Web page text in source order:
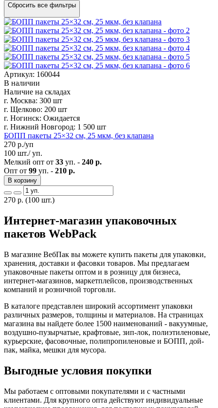
Сбросить все фильтры
Артикул: 160044
В наличии
Наличие на складах
г. Москва: 300 шт
г. Щелково: 200 шт
г. Ногинск: Ожидается
г. Нижний Новгород: 1 500 шт
БОПП пакеты 25×32 см, 25 мкм, без клапана
270 р./уп
100 шт./ уп.
Мелкий опт от 33 уп. - 240 р.
Опт от 99 уп. - 210 р.
В корзину
270 р. (100 шт.)
Интернет-магазин упаковочных
пакетов WebPack
В магазине ВебПак вы можете купить пакеты для упаковки,
хранения, доставки и фасовки товаров. Мы предлагаем
упаковочные пакеты оптом и в розницу для бизнеса,
интернет-магазинов, маркетплейсов, производственных
компаний и розничной торговли.
В каталоге представлен широкий ассортимент упаковки
различных размеров, толщины и материалов. На страницах
магазина вы найдете более 1500 наименований - вакуумные,
воздушно-пузырчатые, крафтовые, зип-лок, полиэтиленовые,
курьерские, фасовочные, полипропиленовые и БОПП, дой-
пак, майка, мешки для мусора.
Выгодные условия покупки
Мы работаем с оптовыми покупателями и с частными
клиентами. Для крупного опта действуют индивидуальные